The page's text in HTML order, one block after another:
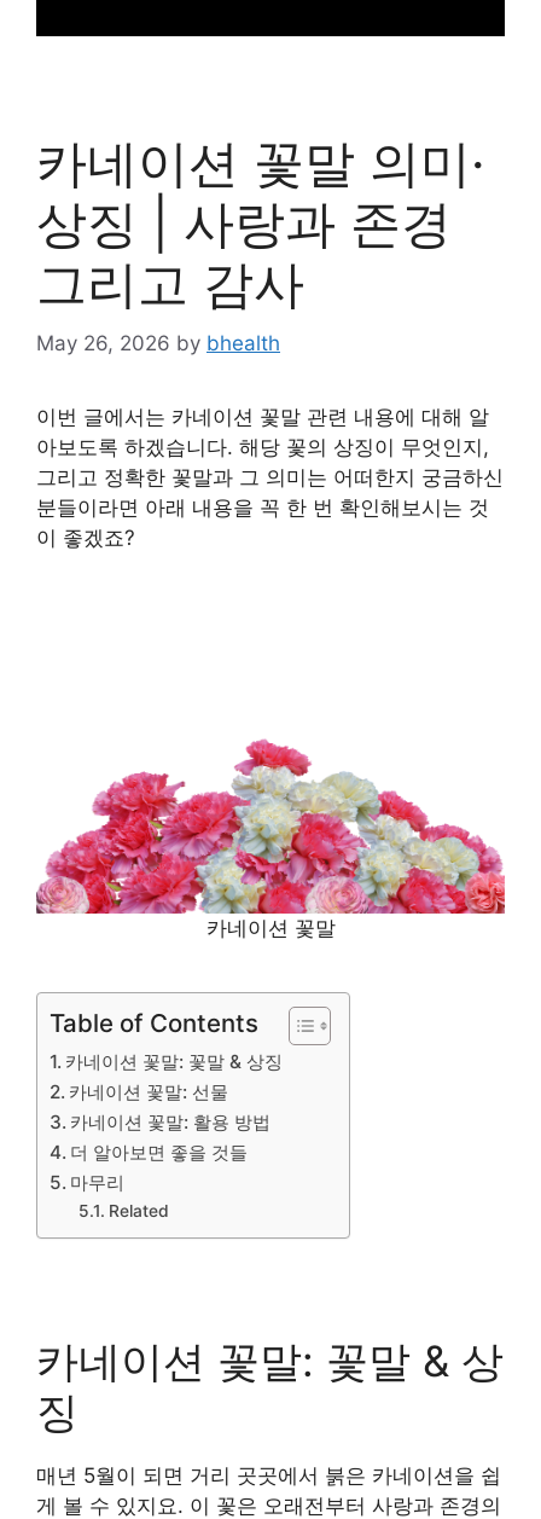
카네이션 꽃말 의미·
상징 | 사랑과 존경
그리고 감사
May 26, 2026 by bhealth
이번 글에서는 카네이션 꽃말 관련 내용에 대해 알
아보도록 하겠습니다. 해당 꽃의 상징이 무엇인지,
그리고 정확한 꽃말과 그 의미는 어떠한지 궁금하신
분들이라면 아래 내용을 꼭 한 번 확인해보시는 것
이 좋겠죠?
카네이션 꽃말
Table of Contents
카네이션 꽃말: 꽃말 & 상징
카네이션 꽃말: 선물
카네이션 꽃말: 활용 방법
더 알아보면 좋을 것들
마무리
Related
카네이션 꽃말: 꽃말 & 상
징
매년 5월이 되면 거리 곳곳에서 붉은 카네이션을 쉽
게 볼 수 있지요. 이 꽃은 오래전부터 사랑과 존경의